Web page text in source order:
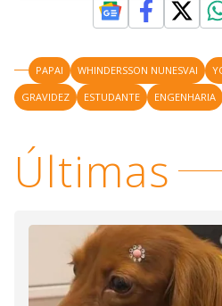
PAPAI WHINDERSSON NUNESVAI
GRAVIDEZ
ESTUDANTE ENGENHARIA
Últimas